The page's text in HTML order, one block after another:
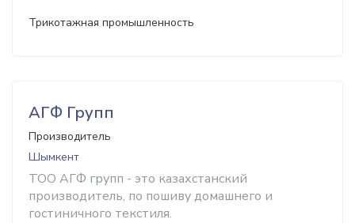
Трикотажная промышленность
АГФ Групп
Производитель
Шымкент
ТОО АГФ групп - это казахстанский
производитель, по пошиву домашнего и
гостиничного текстиля.